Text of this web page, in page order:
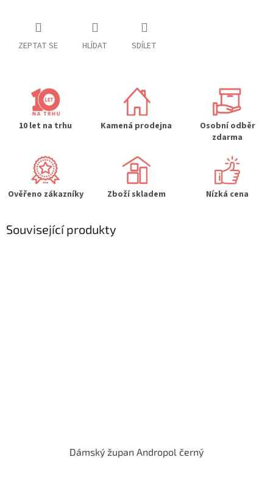
ZEPTAT SE HLÍDAT SDÍLET
10 let na trhu Kamená prodejna
Osobní odběr
zdarma
Ověřeno zákazníky Zboží skladem Nízká cena
Související produkty
Dámský župan Andropol černý